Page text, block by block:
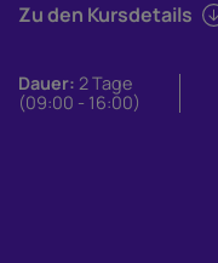
Zu den Kursdetails
Dauer: 2 Tage
(09:00 - 16:00)